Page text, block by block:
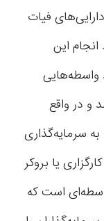
فیات
این
واسطه‌هایی
و در واقع
سرمایه‌گذاری
یا بروکر
است که